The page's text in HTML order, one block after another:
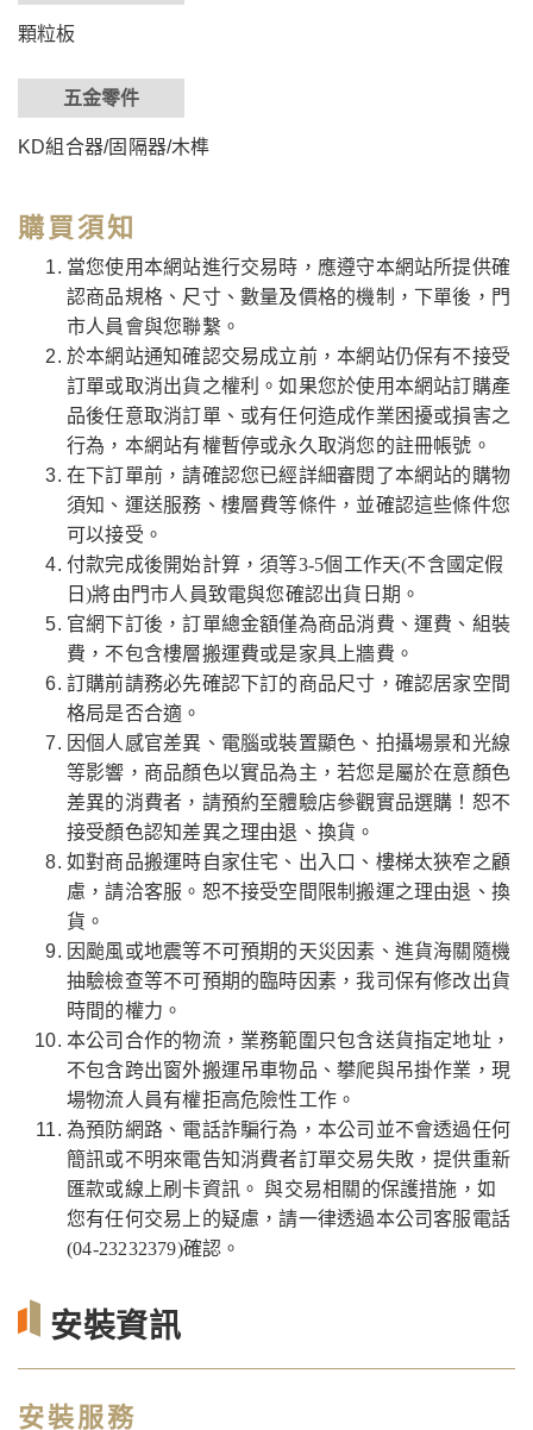
顆粒板
五金零件
KD組合器/固隔器/木榫
購買須知
當您使用本網站進行交易時，應遵守本網站所提供確
認商品規格、尺寸、數量及價格的機制，下單後，門
市人員會與您聯繫。
於本網站通知確認交易成立前，本網站仍保有不接受
訂單或取消出貨之權利。如果您於使用本網站訂購產
品後任意取消訂單、或有任何造成作業困擾或損害之
行為，本網站有權暫停或永久取消您的註冊帳號。
在下訂單前，請確認您已經詳細審閱了本網站的購物
須知、運送服務、樓層費等條件，並確認這些條件您
可以接受。
付款完成後開始計算，須等3-5個工作天(不含國定假
日)將由門市人員致電與您確認出貨日期。
官網下訂後，訂單總金額僅為商品消費、運費、組裝
費，不包含樓層搬運費或是家具上牆費。
訂購前請務必先確認下訂的商品尺寸，確認居家空間
格局是否合適。
因個人感官差異、電腦或裝置顯色、拍攝場景和光線
等影響，商品顏色以實品為主，若您是屬於在意顏色
差異的消費者，請預約至體驗店參觀實品選購！恕不
接受顏色認知差異之理由退、換貨。
如對商品搬運時自家住宅、出入口、樓梯太狹窄之顧
慮，請洽客服。恕不接受空間限制搬運之理由退、換
貨。
因颱風或地震等不可預期的天災因素、進貨海關隨機
抽驗檢查等不可預期的臨時因素，我司保有修改出貨
時間的權力。
本公司合作的物流，業務範圍只包含送貨指定地址，
不包含跨出窗外搬運吊車物品、攀爬與吊掛作業，現
場物流人員有權拒高危險性工作。
為預防網路、電話詐騙行為，本公司並不會透過任何
簡訊或不明來電告知消費者訂單交易失敗，提供重新
匯款或線上刷卡資訊。 與交易相關的保護措施，如
您有任何交易上的疑慮，請一律透過本公司客服電話
(04-23232379)確認。
安裝資訊
安裝服務